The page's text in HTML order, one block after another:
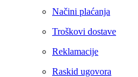
Načini plaćanja
Troškovi dostave
Reklamacije
Raskid ugovora